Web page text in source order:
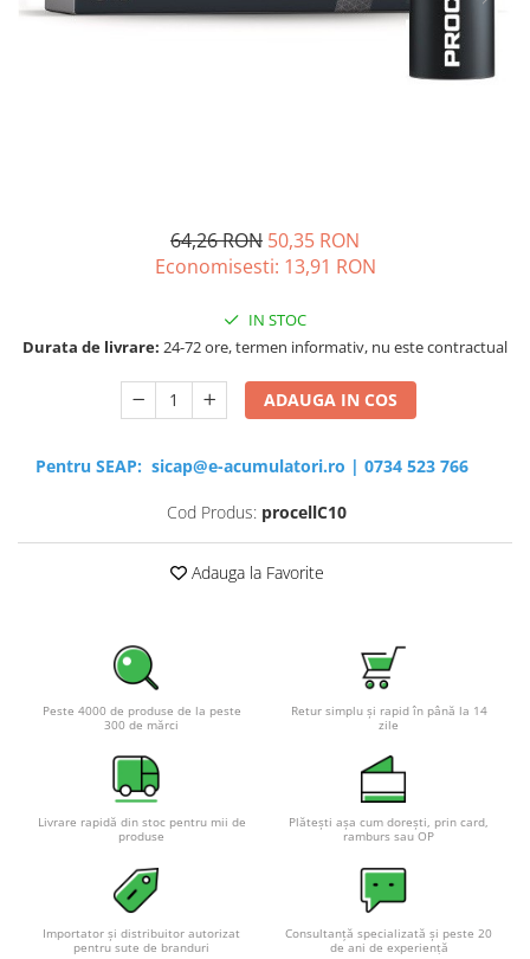
64,26 RON 50,35 RON
Economisesti: 13,91 RON
IN STOC
Durata de livrare: 24-72 ore, termen informativ, nu este contractual
ADAUGA IN COS
Pentru SEAP: sicap@e-acumulatori.ro | 0734 523 766
Cod Produs: procellC10
Adauga la Favorite
Peste 4000 de produse de la peste
300 de mărci
Retur simplu și rapid în până la 14
zile
Livrare rapidă din stoc pentru mii de
produse
Plătești așa cum dorești, prin card,
ramburs sau OP
Importator și distribuitor autorizat
pentru sute de branduri
Consultanță specializată și peste 20
de ani de experiență